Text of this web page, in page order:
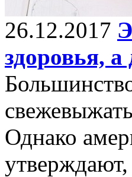
26.12.2017
здоровья, а
Однако
утверждают,